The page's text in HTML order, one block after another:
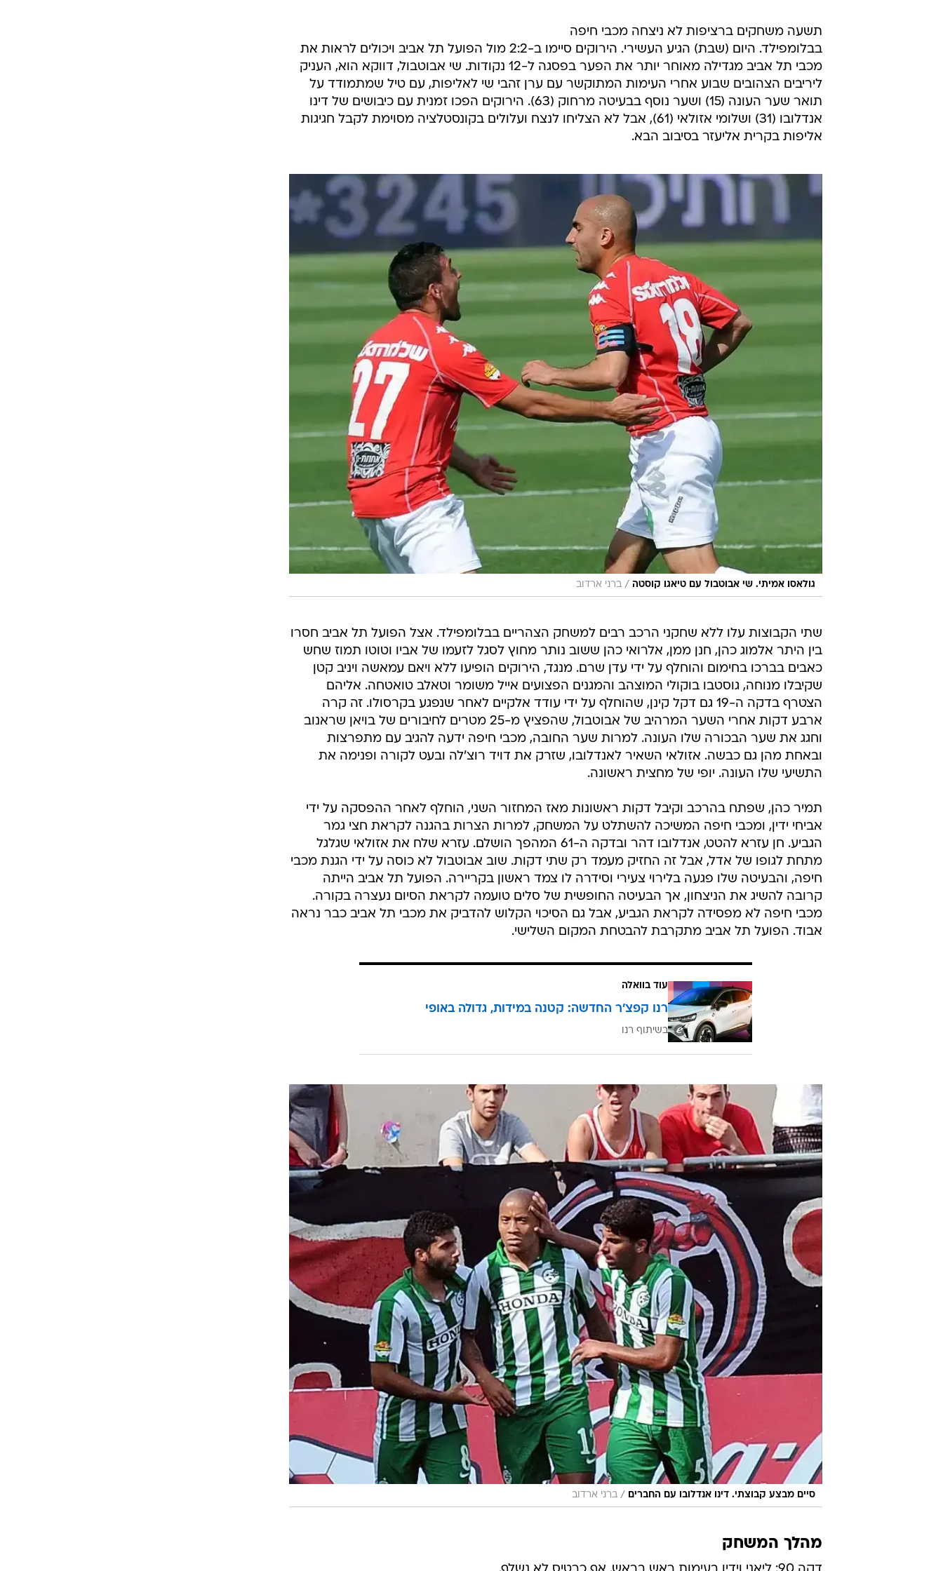
תשעה משחקים ברציפות לא ניצחה מכבי חיפה
בבלומפילד. היום (שבת) הגיע העשירי. הירוקים סיימו ב-2:2 מול הפועל תל אביב ויכולים לראות את
מכבי תל אביב מגדילה מאוחר יותר את הפער בפסגה ל-12 נקודות. שי אבוטבול, דווקא הוא, העניק
ליריבים הצהובים שבוע אחרי העימות המתוקשר עם ערן זהבי שי לאליפות, עם טיל שמתמודד על
תואר שער העונה (15) ושער נוסף בבעיטה מרחוק (63). הירוקים הפכו זמנית עם כיבושים של דינו
אנדלובו (31) ושלומי אזולאי (61), אבל לא הצליחו לנצח ועלולים בקונסטלציה מסוימת לקבל חגיגות
אליפות בקרית אליעזר בסיבוב הבא.
גולאסו אמיתי. שי אבוטבול עם טיאגו קוסטה / ברני ארדוב
שתי הקבוצות עלו ללא שחקני הרכב רבים למשחק הצהריים בבלומפילד. אצל הפועל תל אביב חסרו
בין היתר אלמוג כהן, חנן ממן, אלרואי כהן ששוב נותר מחוץ לסגל לזעמו של אביו וטוטו תמוז שחש
כאבים בברכו בחימום והוחלף על ידי עדן שרם. מנגד, הירוקים הופיעו ללא ויאם עמאשה ויניב קטן
שקיבלו מנוחה, גוסטבו בוקולי המוצהב והמגנים הפצועים אייל משומר וטאלב טואטחה. אליהם
הצטרף בדקה ה-19 גם דקל קינן, שהוחלף על ידי עודד אלקיים לאחר שנפגע בקרסולו. זה קרה
ארבע דקות אחרי השער המרהיב של אבוטבול, שהפציץ מ-25 מטרים לחיבורים של בויאן שראנוב
וחגג את שער הבכורה שלו העונה. למרות שער החובה, מכבי חיפה ידעה להגיב עם מתפרצות
ובאחת מהן גם כבשה. אזולאי השאיר לאנדלובו, שזרק את דויד רוצ'לה ובעט לקורה ופנימה את
התשיעי שלו העונה. יופי של מחצית ראשונה.
תמיר כהן, שפתח בהרכב וקיבל דקות ראשונות מאז המחזור השני, הוחלף לאחר ההפסקה על ידי
אביחי ידין, ומכבי חיפה המשיכה להשתלט על המשחק, למרות הצרות בהגנה לקראת חצי גמר
הגביע. חן עזרא להטט, אנדלובו דהר ובדקה ה-61 המהפך הושלם. עזרא שלח את אזולאי שגלגל
מתחת לגופו של אדל, אבל זה החזיק מעמד רק שתי דקות. שוב אבוטבול לא כוסה על ידי הגנת מכבי
חיפה, והבעיטה שלו פגעה בלירוי צעירי וסידרה לו צמד ראשון בקריירה. הפועל תל אביב הייתה
קרובה להשיג את הניצחון, אך הבעיטה החופשית של סלים טועמה לקראת הסיום נעצרה בקורה.
מכבי חיפה לא מפסידה לקראת הגביע, אבל גם הסיכוי הקלוש להדביק את מכבי תל אביב כבר נראה
אבוד. הפועל תל אביב מתקרבת להבטחת המקום השלישי.
עוד בוואלה
רנו קפצ'ר החדשה: קטנה במידות, גדולה באופי
בשיתוף רנו
סיים מבצע קבוצתי. דינו אנדלובו עם החברים / ברני ארדוב
מהלך המשחק